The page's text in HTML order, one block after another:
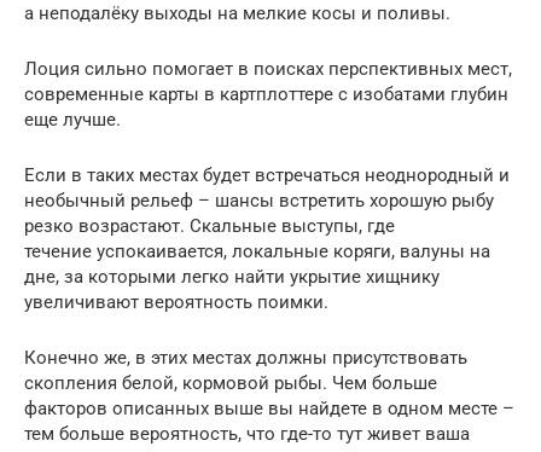
а неподалёку выходы на мелкие косы и поливы.
Лоция сильно помогает в поисках перспективных мест,
современные карты в картплоттере с изобатами глубин
еще лучше.
Если в таких местах будет встречаться неоднородный и
необычный рельеф – шансы встретить хорошую рыбу
резко возрастают. Скальные выступы, где
течение успокаивается, локальные коряги, валуны на
дне, за которыми легко найти укрытие хищнику
увеличивают вероятность поимки.
Конечно же, в этих местах должны присутствовать
скопления белой, кормовой рыбы. Чем больше
факторов описанных выше вы найдете в одном месте –
тем больше вероятность, что где-то тут живет ваша